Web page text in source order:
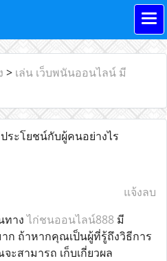
> เล่น เว็บพนันออนไลน์ มี
ระโยชน์กับผู้คนอย่างไร
แจ้งลบ
ทางไก่ชนออนไลน์888 มี
ก ถ้าหากคุณเป็นผู้ที่รู้ถึงวิธีการ
สามารถ เก็บเกี่ยวผล